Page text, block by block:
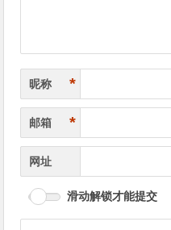
昵称 *
邮箱 *
网址
滑动解锁才能提交